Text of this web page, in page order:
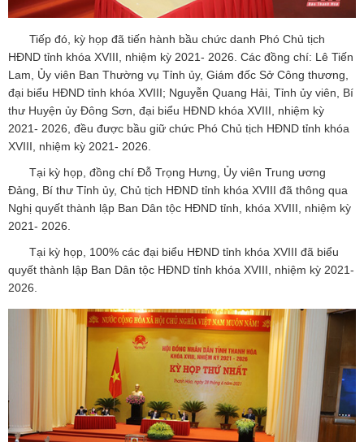
Tiếp đó, kỳ họp đã tiến hành bầu chức danh Phó Chủ tịch
HĐND tỉnh khóa XVIII, nhiệm kỳ 2021- 2026. Các đồng chí: Lê Tiến
Lam, Ủy viên Ban Thường vụ Tỉnh ủy, Giám đốc Sở Công thương,
đại biểu HĐND tỉnh khóa XVIII; Nguyễn Quang Hải, Tỉnh ủy viên, Bí
thư Huyện ủy Đông Sơn, đại biểu HĐND khóa XVIII, nhiệm kỳ
2021- 2026, đều được bầu giữ chức Phó Chủ tịch HĐND tỉnh khóa
XVIII, nhiệm kỳ 2021- 2026.
Tại kỳ họp, đồng chí Đỗ Trọng Hưng, Ủy viên Trung ương
Đảng, Bí thư Tỉnh ủy, Chủ tịch HĐND tỉnh khóa XVIII đã thông qua
Nghị quyết thành lập Ban Dân tộc HĐND tỉnh, khóa XVIII, nhiệm kỳ
2021- 2026.
Tại kỳ họp, 100% các đại biểu HĐND tỉnh khóa XVIII đã biểu
quyết thành lập Ban Dân tộc HĐND tỉnh khóa XVIII, nhiệm kỳ 2021-
2026.